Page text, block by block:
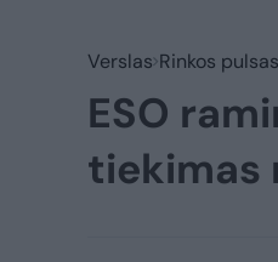
Verslas Rinkos pulsas
ESO
tiekimas